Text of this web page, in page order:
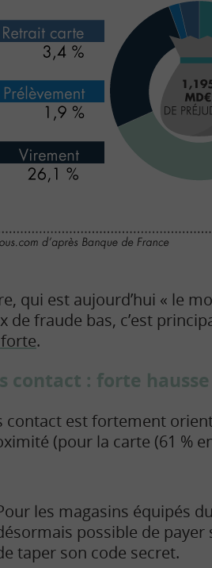
qui est aujourd’hui « le
de fraude bas, c’est
.
contact : forte
contact est fortement
(pour la carte (61 %
les magasins équipés
possible de payer
taper son code secret.